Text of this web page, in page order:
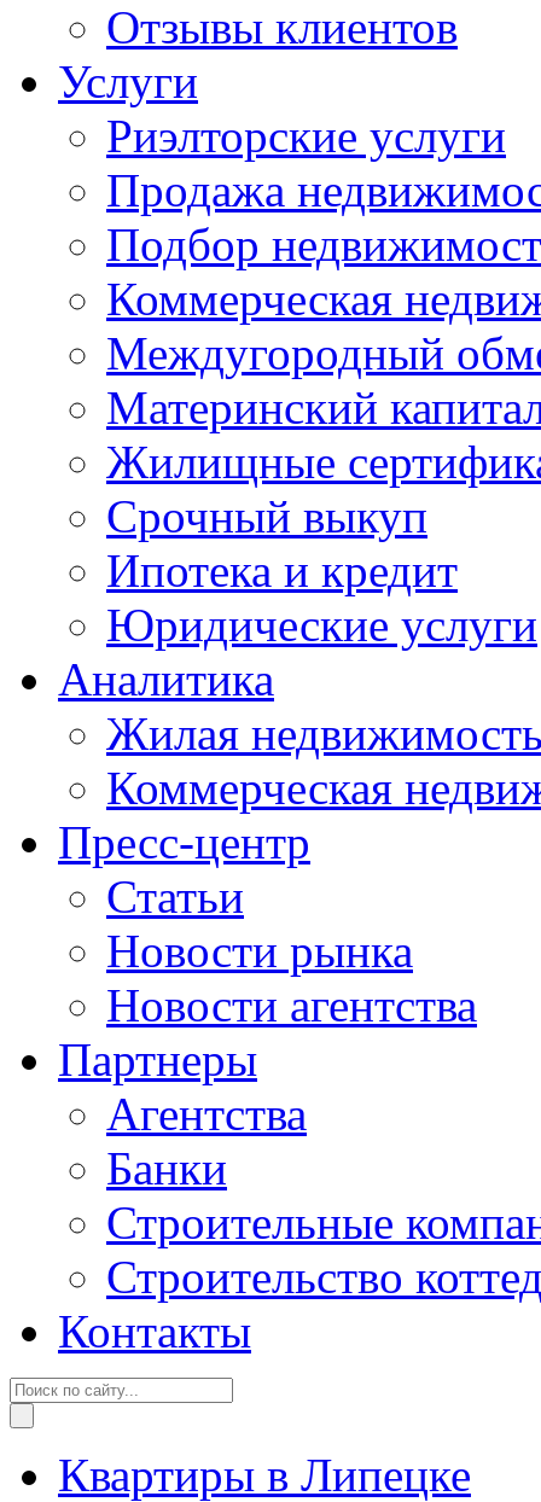
Отзывы клиентов
Услуги
Риэлторские услуги
Продажа
Подбор
Коммерческая
Междугородный
Материнский
Жилищные
Срочный выкуп
Ипотека и кредит
Юридические услуги
Аналитика
Жилая
Коммерческая
Пресс-центр
Статьи
Новости рынка
Новости агентства
Партнеры
Агентства
Банки
Строительные
Строительство
Контакты
Квартиры в Липецке